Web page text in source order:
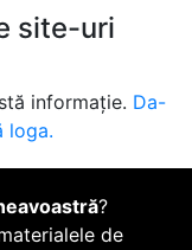
site-uri
informație. Da-
loga.
?
de